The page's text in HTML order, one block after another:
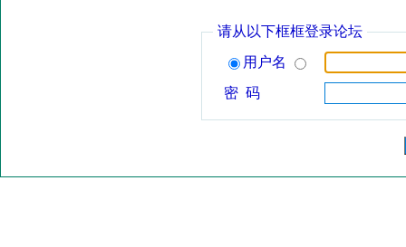
请从以下框框登录论坛
用户名
密 码